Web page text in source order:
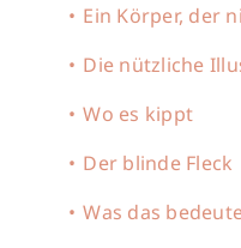
Ein Körper, der
Die nützliche
Wo es kippt
Der blinde Fleck
Was das